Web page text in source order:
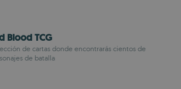
Blood TCG
de cartas donde encontrarás cientos de
de batalla